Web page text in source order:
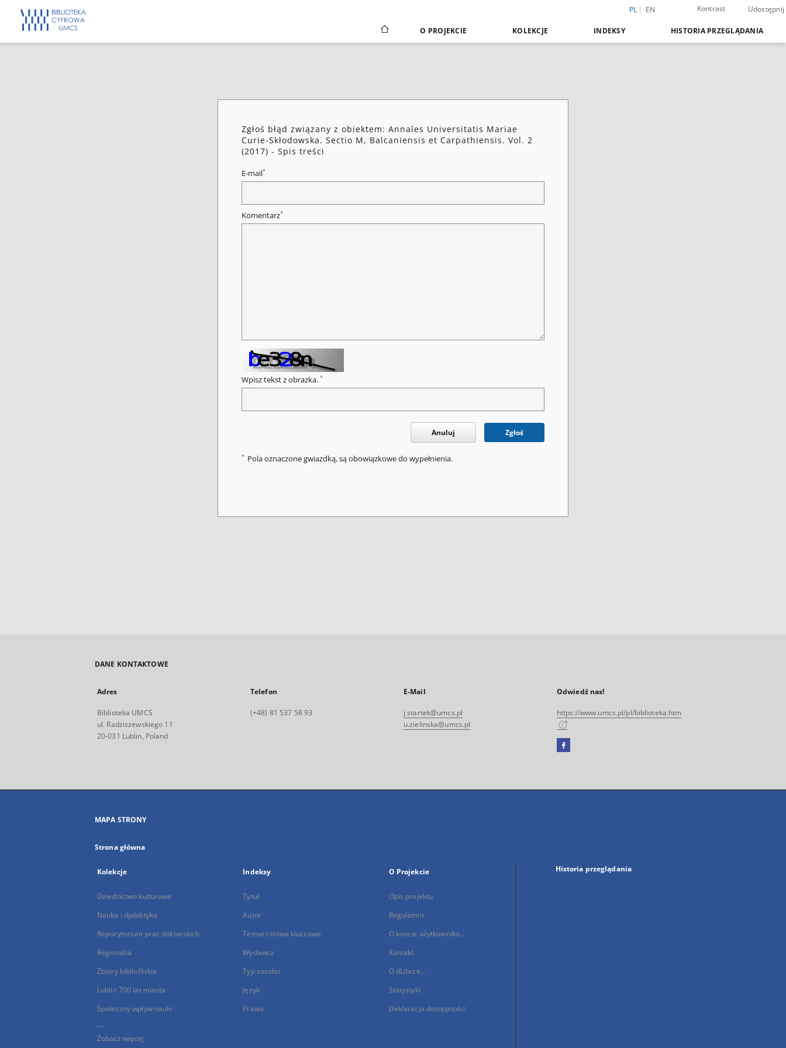
PL EN Kontrast Udostępnij
O PROJEKCIE KOLEKCJE INDEKSY HISTORIA PRZEGLĄDANIA
Zgłoś błąd związany z obiektem: Annales Universitatis Mariae
Curie-Skłodowska. Sectio M, Balcaniensis et Carpathiensis. Vol. 2
(2017) - Spis treści
E-mail*
Komentarz*
Wpisz tekst z obrazka. *
Anuluj Zgłoś
* Pola oznaczone gwiazdką, są obowiązkowe do wypełnienia.
DANE KONTAKTOWE
Adres
Biblioteka UMCS
ul. Radziszewskiego 11
20-031 Lublin, Poland
Telefon
(+48) 81 537 58 93
E-Mail
j.startek@umcs.pl
u.zielinska@umcs.pl
Odwiedź nas!
https://www.umcs.pl/pl/biblioteka.htm
Facebook
się
MAPA STRONY
Strona główna
Kolekcje
Dziedzictwo kulturowe
Nauka i dydaktyka
Repozytorium prac doktorskich
Regionalia
Zbiory bibliofilskie
Lublin 700 lat miasta
Społeczny wpływ nauki
...
Zobacz więcej
Indeksy
Tytuł
Autor
Temat i słowa kluczowe
Wydawca
Typ zasobu
Język
Prawa
O Projekcie
Opis projektu
Regulamin
O koncie użytkownika...
Kontakt
O dLibrze...
Statystyki
Deklaracja dostępności
Historia przeglądania